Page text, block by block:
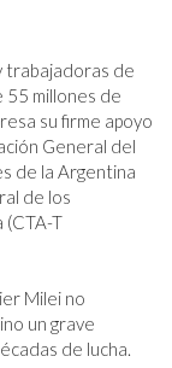
trabajadoras de
55 millones de
su firme apoyo
General del
de la Argentina
de los
(CTA-T
Milei no
un grave
de lucha.